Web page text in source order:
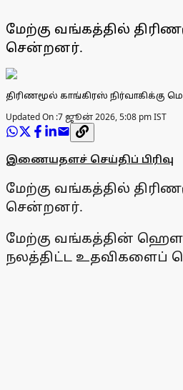
மேற்கு வங்கத்தில்
சென்றனர்.
திரிணமூல் காங்கிரஸ்
Updated On :7 ஜூன் 2026, 5:08 pm IST
இணையதளச் செய்திப் பிரிவு
மேற்கு வங்கத்தில்
சென்றனர்.
மேற்கு வங்கத்தின்
நலத்திட்ட உதவிகளைப்